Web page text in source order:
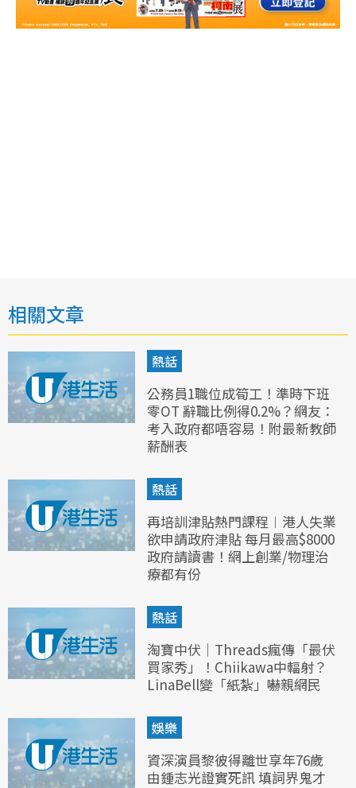
相關文章
熱話
公務員1職位成筍工！準時下班
零OT 辭職比例得0.2%？網友：
考入政府都唔容易！附最新教師
薪酬表
熱話
再培訓津貼熱門課程︱港人失業
欲申請政府津貼 每月最高$8000
政府請讀書！網上創業/物理治
療都有份
熱話
淘寶中伏｜Threads瘋傳「最伏
買家秀」！Chiikawa中輻射？
LinaBell變「紙紮」嚇親網民
娛樂
資深演員黎彼得離世享年76歲
由鍾志光證實死訊 填詞界鬼才